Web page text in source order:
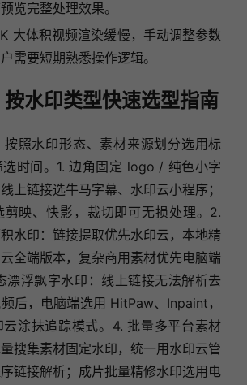
览完整处理效果。
大体积视频渲染缓慢，手动调整参数
需要短期熟悉操作逻辑。
水印类型快速选型指南
按照水印形态、素材来源划分选用标
时间。1. 边角固定 logo / 纯色小字
上链接选牛马字幕、水印云小程序；
剪映、快影，裁切即可无损处理。2.
水印：链接提取优先水印云，本地精
全端版本，复杂商用素材优先电脑端
漂浮飘字水印：线上链接无法解析去
后，电脑端选用 HitPaw、Inpaint，
涂抹追踪模式。4. 批量多平台素材
搜集素材固定水印，统一用水印云管
链接解析；成片批量精修水印选用电